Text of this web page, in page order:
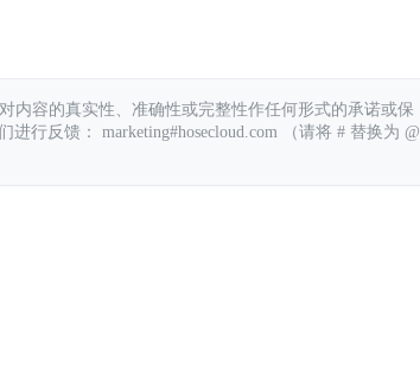
内容的真实性、准确性或完整性作任何形式的承诺或保
行反馈： marketing#hosecloud.com （请将 # 替换为 @